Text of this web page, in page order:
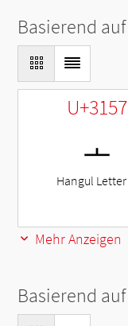
Basierend auf
U+3157
ㅗ
Hangul Letter
Mehr Anzeigen
Basierend auf